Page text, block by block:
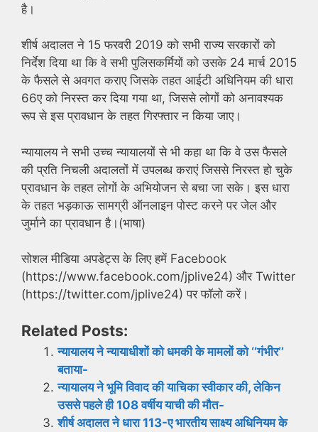
है।
शीर्ष अदालत ने 15 फरवरी 2019 को सभी राज्य सरकारों को
निर्देश दिया था कि वे सभी पुलिसकर्मियों को उसके 24 मार्च 2015
के फैसले से अवगत कराए जिसके तहत आईटी अधिनियम की धारा
66ए को निरस्त कर दिया गया था, जिससे लोगों को अनावश्यक
रूप से इस प्रावधान के तहत गिरफ्तार न किया जाए।
न्यायालय ने सभी उच्च न्यायालयों से भी कहा था कि वे उस फैसले
की प्रति निचली अदालतों में उपलब्ध कराएं जिससे निरस्त हो चुके
प्रावधान के तहत लोगों के अभियोजन से बचा जा सके। इस धारा
के तहत भड़काऊ सामग्री ऑनलाइन पोस्ट करने पर जेल और
जुर्माने का प्रावधान है।(भाषा)
सोशल मीडिया अपडेट्स के लिए हमें Facebook
(https://www.facebook.com/jplive24) और Twitter
(https://twitter.com/jplive24) पर फॉलो करें।
Related Posts:
न्यायालय ने न्यायाधीशों को धमकी के मामलों को ‘‘गंभीर’’
बताया-
न्यायालय ने भूमि विवाद की याचिका स्वीकार की, लेकिन
उससे पहले ही 108 वर्षीय याची की मौत-
शीर्ष अदालत ने धारा 113-ए भारतीय साक्ष्य अधिनियम के